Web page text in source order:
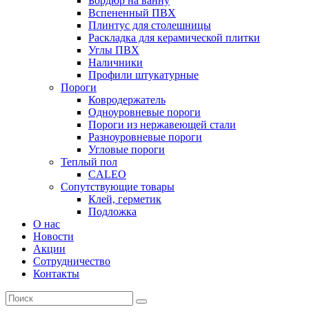
Вспененный ПВХ
Плинтус для столешницы
Раскладка для керамической плитки
Углы ПВХ
Наличники
Профили штукатурные
Пороги
Ковродержатель
Одноуровневые пороги
Пороги из нержавеющей стали
Разноуровневые пороги
Угловые пороги
Теплый пол
CALEO
Сопутствующие товары
Клей, герметик
Подложка
О нас
Новости
Акции
Сотрудничество
Контакты